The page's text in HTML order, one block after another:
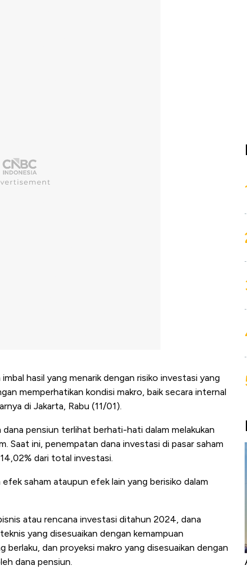
hasil yang menarik dengan risiko investasi yang
memperhatikan kondisi makro, baik secara internal
di Jakarta, Rabu (11/01).
pensiun terlihat berhati-hati dalam melakukan
Saat ini, penempatan dana investasi di pasar saham
dari total investasi.
saham ataupun efek lain yang berisiko dalam
atau rencana investasi ditahun 2024, dana
yang disesuaikan dengan kemampuan
dan proyeksi makro yang disesuaikan dengan
dana pensiun.Adu Panas Kinerja Emiten Minyak RI,